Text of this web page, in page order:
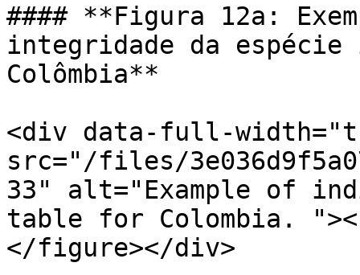
#### **Figura 12a:
integridade da espécie
Colômbia**
<div data-full-
src="/files/
33" alt="Example of
table for Colombia.
</figure></div>